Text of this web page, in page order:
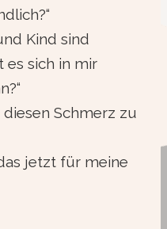
Kind sind
es sich in mir
diesen Schmerz zu
jetzt für meine